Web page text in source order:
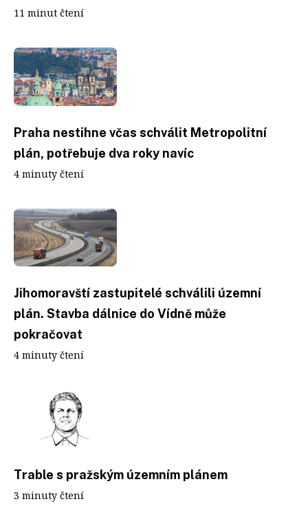
11 minut čtení
Praha nestihne včas schválit Metropolitní
plán, potřebuje dva roky navíc
4 minuty čtení
Jihomoravští zastupitelé schválili územní
plán. Stavba dálnice do Vídně může
pokračovat
4 minuty čtení
Trable s pražským územním plánem
3 minuty čtení